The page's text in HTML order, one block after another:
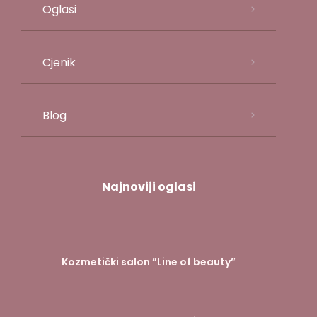
Oglasi
Cjenik
Blog
Najnoviji oglasi
Kozmetički salon ”Line of beauty”